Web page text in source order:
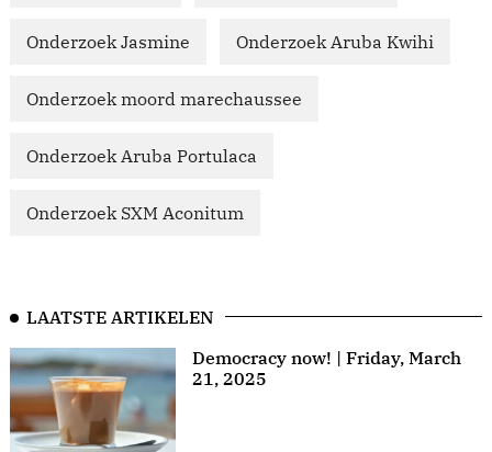
Onderzoek Jasmine Onderzoek Aruba Kwihi
Onderzoek moord marechaussee
Onderzoek Aruba Portulaca
Onderzoek SXM Aconitum
LAATSTE ARTIKELEN
Democracy now! | Friday, March
21, 2025